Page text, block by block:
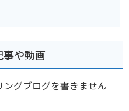
や動画
グブログを書きません